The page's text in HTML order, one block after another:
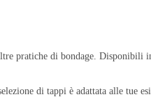
pratiche di bondage. Disponibili
di tappi è adattata alle tue